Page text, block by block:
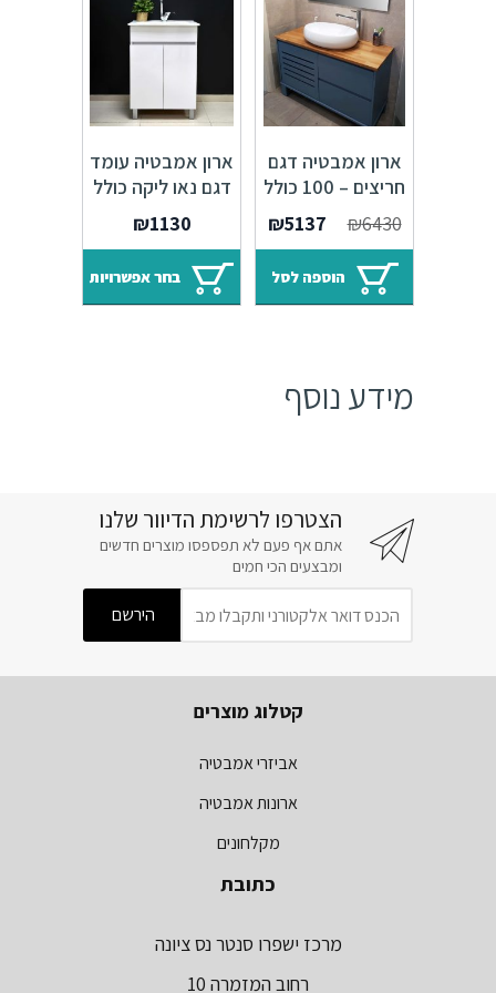
ארון אמבטיה דגם
חריצים – 100 כולל
כיור איטגרלי או
משטח עץ אלון
₪6430
המחיר
המקורי
היה:
₪6430.
₪5137
הנוכחי
הוא:
₪5137.
הוספה לסל
ארון אמבטיה עומד
דגם נאו ליקה כולל
כיור איטגרלי
₪1130
בחר אפשרויות
מידע נוסף
הצטרפו לרשימת הדיוור שלנו
אתם אף פעם לא תפספסו מוצרים חדשים
ומבצעים הכי חמים
קטלוג מוצרים
אביזרי אמבטיה
ארונות אמבטיה
מקלחונים
כתובת
מרכז ישפרו סנטר נס ציונה
רחוב המזמרה 10